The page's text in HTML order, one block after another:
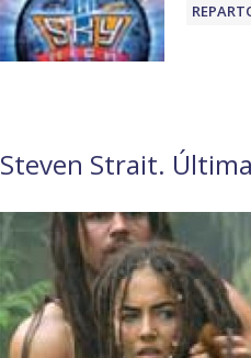
Steven Strait.